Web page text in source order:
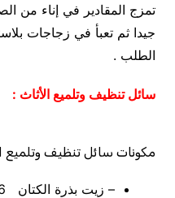
تمزج المقادير في إناء من
جيدا ثم تعبأ في زجاجات
الطلب .
سائل تنظيف وتلميع الأثاث :
مكونات سائل تنظيف وتلميع
– زيت بذرة الكتان 16%